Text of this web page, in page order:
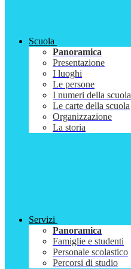
Scuola
Panoramica
Presentazione
I luoghi
Le persone
I numeri della scuola
Le carte della scuola
Organizzazione
La storia
Servizi
Panoramica
Famiglie e studenti
Personale scolastico
Percorsi di studio